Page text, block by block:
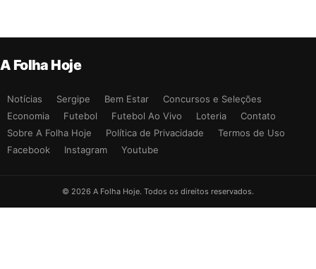
A Folha Hoje
Notícias Sergipe Bem Estar
Concursos e Seleções
Economia
Futebol Futebol Ao Vivo Loteria
Contato
Sobre A Folha Hoje
Política de Privacidade
Termos de Uso
Facebook
Instagram Youtube
© 2026 A Folha Hoje. Todos os direitos reservados.